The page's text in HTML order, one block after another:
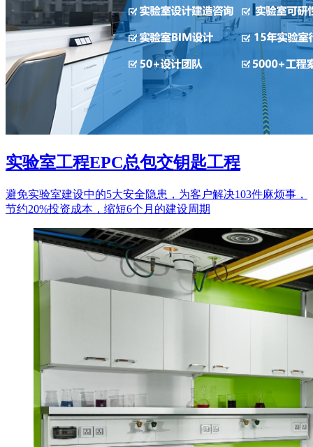
实验室工程EPC总包交钥匙工程
避免实验室建设中的5大安全隐患，为客户解决103件麻烦事，
节约20%投资成本，缩短6个月的建设周期